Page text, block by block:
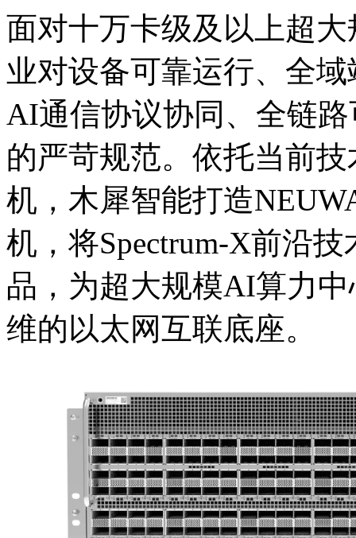
面对十万卡级及以上超大
业对设备可靠运行、全
AI通信协议协同、全链
的严苛规范。依托当前
机，木犀智能打造
机，将Spectrum-X前
品，为超大规模AI算力中
维的以太网互联底座。